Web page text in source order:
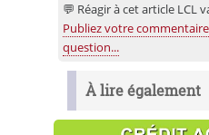
💬 Réagir à cet article LCL
Publiez votre
question...
À lire également